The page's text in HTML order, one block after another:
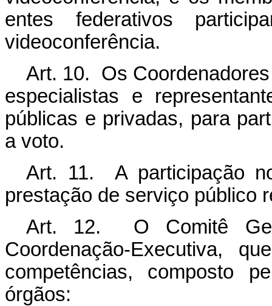
entes federativos
videoconferência.
Art. 10. Os
especialistas e
públicas e privadas, para
a voto.
Art. 11. A participação
prestação de serviço público
Art. 12. O Comitê
Coordenação-Executiva,
competências, composto
órgãos: